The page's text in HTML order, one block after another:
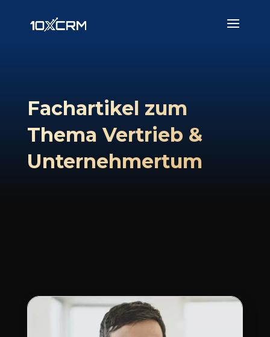
Fachartikel zum
Thema Vertrieb &
Unternehmertum